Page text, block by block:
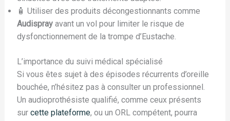
🧴 Utiliser des produits décongestionnants comme
Audisprayavant un vol pour limiter le risque de
dysfonctionnement de la trompe d’Eustache.
L’importance du suivi médical spécialisé
Si vous êtes sujet à des épisodes récurrents d’oreille
bouchée, n’hésitez pas à consulter un professionnel.
Un audioprothésiste qualifié, comme ceux présents
sur cette plateforme, ou un ORL compétent, pourra